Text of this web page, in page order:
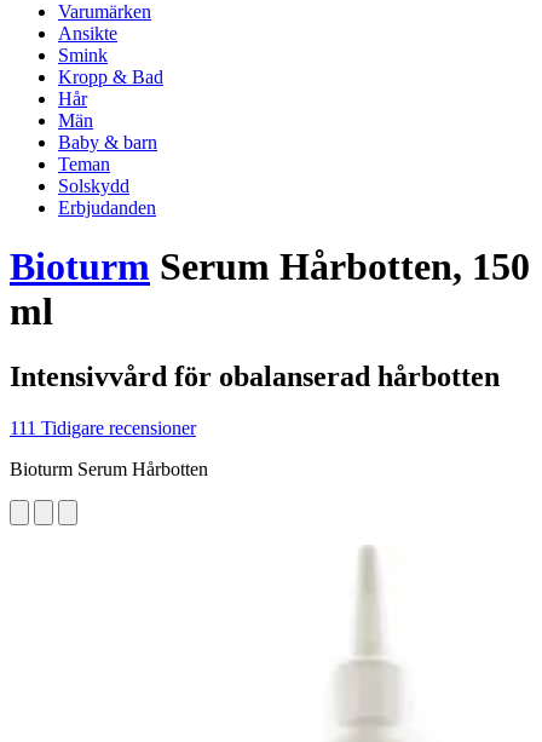
Varumärken
Ansikte
Smink
Kropp & Bad
Hår
Män
Baby & barn
Teman
Solskydd
Erbjudanden
Bioturm Serum Hårbotten, 150
ml
Intensivvård för obalanserad hårbotten
111 Tidigare recensioner
Bioturm Serum Hårbotten